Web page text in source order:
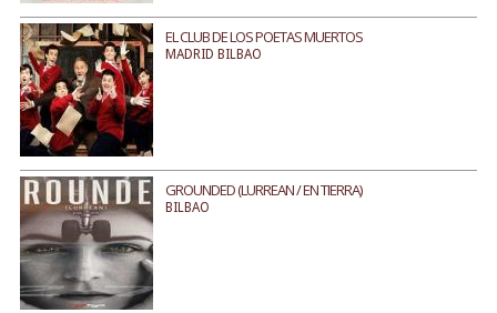
EL CLUB DE LOS POETAS MUERTOS
MADRID BILBAO
GROUNDED (LURREAN / EN TIERRA)
BILBAO